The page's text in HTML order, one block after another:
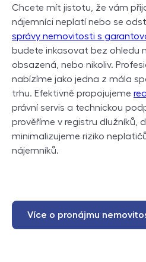
Chcete mít jistotu, že vám
nájemníci neplatí nebo se
správy nemovitosti s
budete inkasovat bez ohledu
obsazená, nebo nikoliv.
nabízíme jako jedna z mála
trhu. Efektivně propojujeme
právní servis a technickou
prověříme v registru dlužníků,
minimalizujeme riziko
nájemníků.
Více o pronájmu